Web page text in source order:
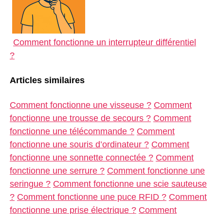
Comment fonctionne un interrupteur différentiel
?
Articles similaires
Comment fonctionne une visseuse ? Comment
fonctionne une trousse de secours ? Comment
fonctionne une télécommande ? Comment
fonctionne une souris d’ordinateur ? Comment
fonctionne une sonnette connectée ? Comment
fonctionne une serrure ? Comment fonctionne une
seringue ? Comment fonctionne une scie sauteuse
? Comment fonctionne une puce RFID ? Comment
fonctionne une prise électrique ? Comment